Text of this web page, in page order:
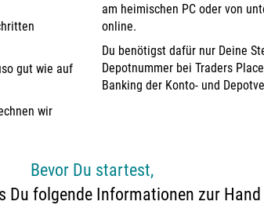
gut wie auf
wir
am heimischen PC oder von
online.
Du benötigst dafür nur Deine
Depotnummer bei Traders
Banking der Konto- und
Bevor Du startest,
Du folgende Informationen zur